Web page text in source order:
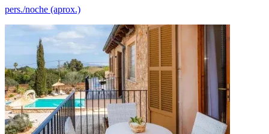
pers./noche (aprox.)